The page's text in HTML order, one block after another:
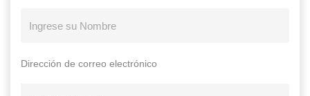
Dirección de correo electrónico